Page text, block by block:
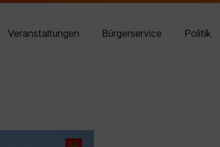
Veranstaltungen Bürgerservice Politik